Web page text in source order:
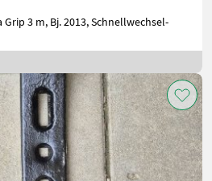
3 m, Bj. 2013, Schnellwechsel-